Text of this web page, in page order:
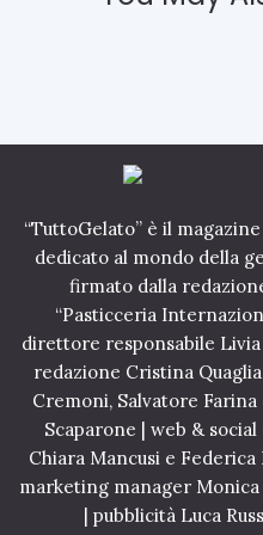
“TuttoGelato” è il
dedicato al mondo della
firmato dalla
“Pasticceria
direttore responsabile
redazione Cristina
Cremoni, Salvatore Farina
Scaparone | web &
Chiara Mancusi e
marketing manager
| pubblicità Luca